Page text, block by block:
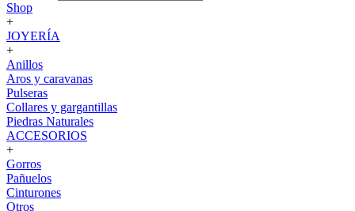
Shop
+
JOYERÍA
+
Anillos
Aros y caravanas
Pulseras
Collares y gargantillas
Piedras Naturales
ACCESORIOS
+
Gorros
Pañuelos
Cinturones
Otros